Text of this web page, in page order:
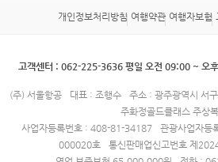
개인정보처리방침 여행약관 여행자보험
고객센터 : 062-225-3636 평일 오전 09:00 ~ 오
(주) 서울항공 대표 : 조행수
주소 : 광주광역시 서
주화정골드클래스 주상
사업자등록번호 : 408-81-34187
관광사업자등
000020호
통신판매업신고번호 제